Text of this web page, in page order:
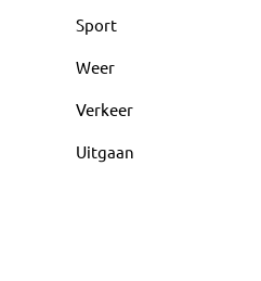
Sport
Weer
Verkeer
Uitgaan